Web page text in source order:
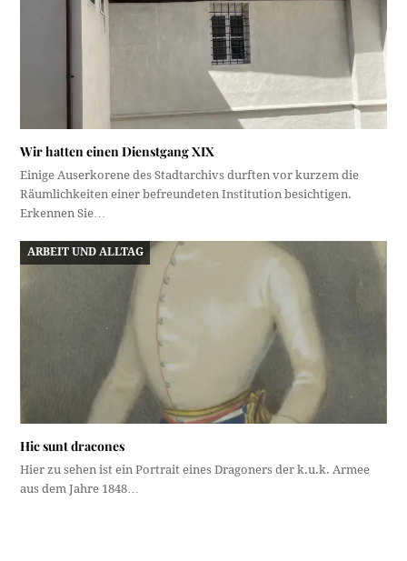
Wir hatten einen Dienstgang XIX
Einige Auserkorene des Stadtarchivs durften vor kurzem die
Räumlichkeiten einer befreundeten Institution besichtigen.
Erkennen Sie…
ARBEIT UND ALLTAG
Hic sunt dracones
Hier zu sehen ist ein Portrait eines Dragoners der k.u.k. Armee
aus dem Jahre 1848…